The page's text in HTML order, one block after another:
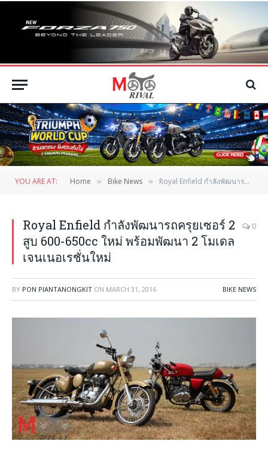
YOU ARE AT: Home » Bike News » Royal Enfield กำลังพัฒนารถครุยเซอร์ 2 สูบ 600-650cc ใหม่ พร้อมพัฒนา 2 โมเดล เจนเนอเรชั่นใหม่
Royal Enfield กำลังพัฒนารถครุยเซอร์ 2
สูบ 600-650cc ใหม่ พร้อมพัฒนา 2 โมเดล
เจนเนอเรชั่นใหม่
0
BY PON PIANTANONGKIT ON MARCH 31, 2016 BIKE NEWS